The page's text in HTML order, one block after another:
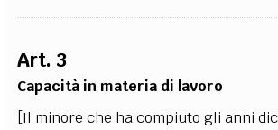
Art. 3
Capacità in materia di lavoro
[Il minore che ha compiuto gli anni